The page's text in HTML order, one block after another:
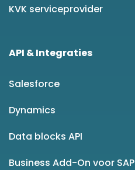
KVK serviceprovider
API & Integraties
Salesforce
Dynamics
Data blocks API
Business Add-On voor SAP